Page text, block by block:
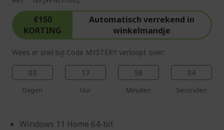
€150
KORTING
Automatisch verrekend in
winkelmandje
Wees er snel bij! Code MYSTERY verloopt over:
03
Dagen
17
Uur
58
Minuten
03
Seconden
Windows 11 Home 64-bit